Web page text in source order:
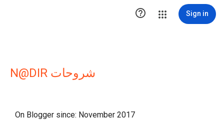
 Sign in
N@DIR شروحات
On Blogger since: November 2017